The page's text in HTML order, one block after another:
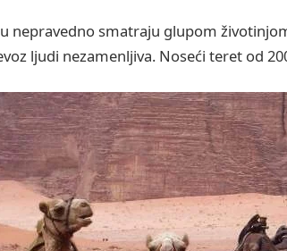
nepravedno smatraju glupom
ljudi nezamenljiva. Noseći teret od